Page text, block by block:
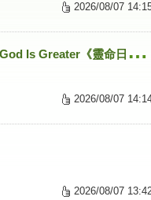
2026/08/07
【
靈修小品♥傳遞生命♥學英文 】上帝更強大 God Is Greater《靈命日糧》中英文廣播
2026/08/07
2026/08/07